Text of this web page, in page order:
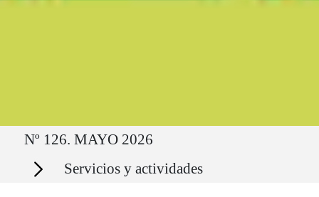
Ruta del sitio
Nº 126. MAYO 2026
Secciones Servicios y actividades